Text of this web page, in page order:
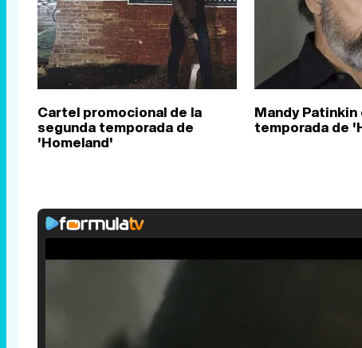
Cartel promocional de la
segunda temporada de
'Homeland'
Mandy Patinkin
temporada de